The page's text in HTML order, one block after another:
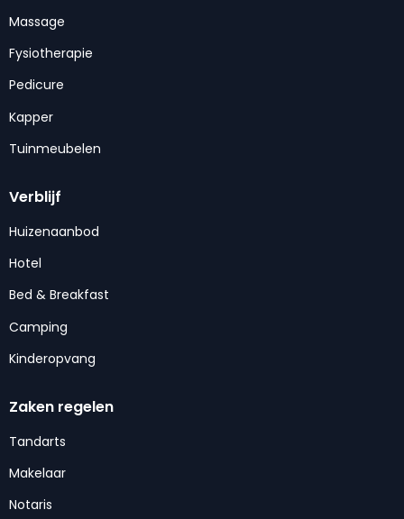
Massage
Fysiotherapie
Pedicure
Kapper
Tuinmeubelen
Verblijf
Huizenaanbod
Hotel
Bed & Breakfast
Camping
Kinderopvang
Zaken regelen
Tandarts
Makelaar
Notaris